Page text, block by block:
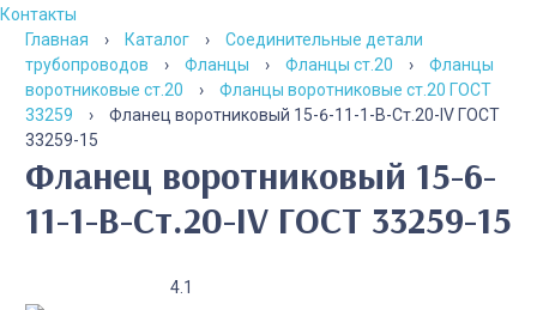
Контакты
Главная
› Каталог ›
Соединительные детали
трубопроводов
› Фланцы › Фланцы ст.20 ›
Фланцы
воротниковые ст.20
›
Фланцы воротниковые ст.20 ГОСТ
33259
›
Фланец воротниковый 15-6-11-1-B-Cт.20-IV ГОСТ
33259-15
Фланец воротниковый 15-6-
11-1-B-Cт.20-IV ГОСТ 33259-15
4.1